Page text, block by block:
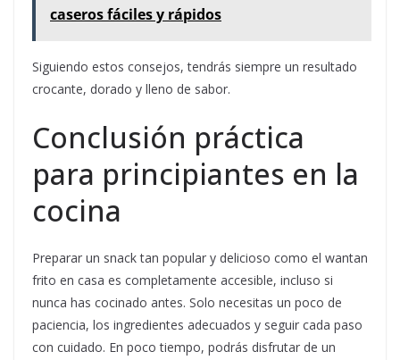
caseros fáciles y rápidos
Siguiendo estos consejos, tendrás siempre un resultado
crocante, dorado y lleno de sabor.
Conclusión práctica
para principiantes en la
cocina
Preparar un snack tan popular y delicioso como el wantan
frito en casa es completamente accesible, incluso si
nunca has cocinado antes. Solo necesitas un poco de
paciencia, los ingredientes adecuados y seguir cada paso
con cuidado. En poco tiempo, podrás disfrutar de un